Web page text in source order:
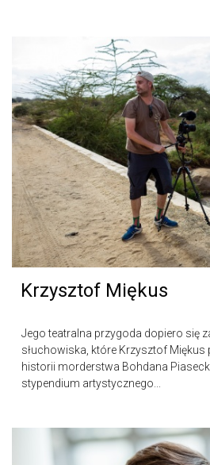
Krzysztof Miękus
Jego teatralna przygoda dopiero się
słuchowiska, które Krzysztof Miękus
historii morderstwa Bohdana
stypendium artystycznego...